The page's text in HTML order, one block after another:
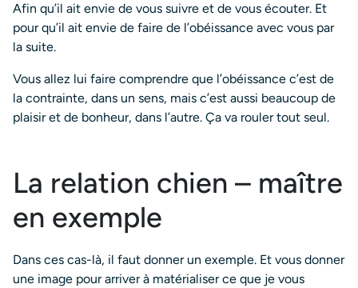
Afin qu’il ait envie de vous suivre et de vous écouter. Et
pour qu’il ait envie de faire de l’obéissance avec vous par
la suite.
Vous allez lui faire comprendre que l’obéissance c’est de
la contrainte, dans un sens, mais c’est aussi beaucoup de
plaisir et de bonheur, dans l’autre. Ça va rouler tout seul.
La relation chien – maître
en exemple
Dans ces cas-là, il faut donner un exemple. Et vous donner
une image pour arriver à matérialiser ce que je vous